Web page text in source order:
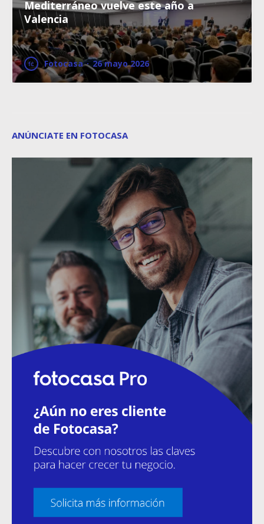
Mediterráneo vuelve este año a
Valencia
Fotocasa · 26 mayo 2026
ANÚNCIATE EN FOTOCASA